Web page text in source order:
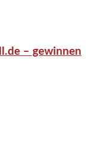
– gewinnen